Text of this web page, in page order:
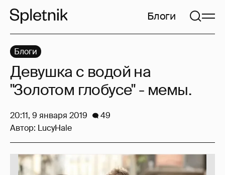
Блоги
Блоги
Девушка с водой на
"Золотом глобусе" - мемы.
20:11, 9 января 2019
49
Автор: LucyHale